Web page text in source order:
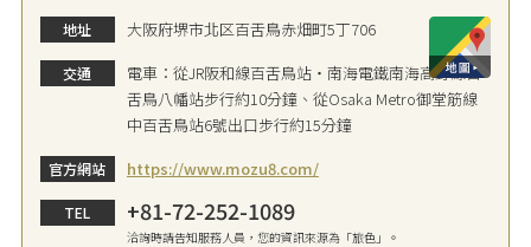
地址 大阪府堺市北区百舌鳥赤畑町5丁706
交通
電車：從JR阪和線百舌鳥站・南海電鐵南海高野線百
舌鳥八幡站步行約10分鐘、從Osaka Metro御堂筋線
中百舌鳥站6號出口步行約15分鐘
官方網站 https://www.mozu8.com/
TEL +81-72-252-1089
洽詢時請告知服務人員，您的資訊來源為「旅色」。